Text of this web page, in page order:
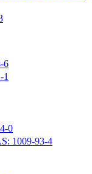
6
0
1009-93-4